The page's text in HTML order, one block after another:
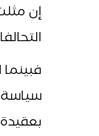
إن
سياسة